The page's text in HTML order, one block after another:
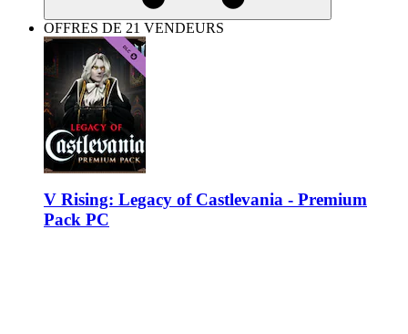
OFFRES DE 21 VENDEURS
V Rising: Legacy of Castlevania - Premium
Pack PC